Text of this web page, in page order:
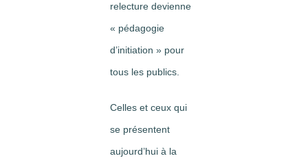
relecture devienne
« pédagogie
d’initiation » pour
tous les publics.
Celles et ceux qui
se présentent
aujourd’hui à la